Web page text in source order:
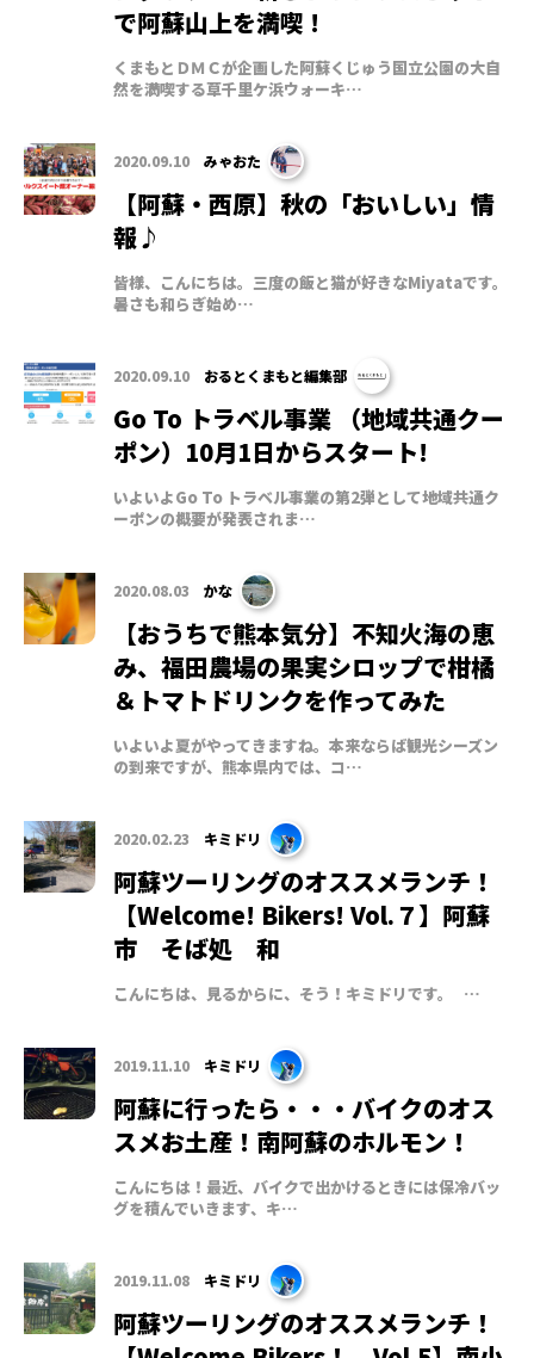
で阿蘇山上を満喫 !
くまもとＤＭＣが企画した阿蘇くじゅう国立公園の大自
然を満喫する草千里ケ浜ウォーキ…
2020.09.10 みゃおた
【阿蘇・西原】秋の「おいしい」情
報♪
皆様、こんにちは。三度の飯と猫が好きなMiyataです。
暑さも和らぎ始め…
2020.09.10 おるとくまもと編集部
Go To トラベル事業 （地域共通クー
ポン）10月1日からスタート!
いよいよGo To トラベル事業の第2弾として地域共通ク
ーポンの概要が発表されま…
2020.08.03 かな
【おうちで熊本気分】不知火海の恵
み、福田農場の果実シロップで柑橘
＆トマトドリンクを作ってみた
いよいよ夏がやってきますね。本来ならば観光シーズン
の到来ですが、熊本県内では、コ…
2020.02.23 キミドリ
阿蘇ツーリングのオススメランチ！
【Welcome! Bikers! Vol.７】阿蘇
市 そば処 和
こんにちは、見るからに、そう！キミドリです。 …
2019.11.10 キミドリ
阿蘇に行ったら・・・バイクのオス
スメお土産！南阿蘇のホルモン！
こんにちは！最近、バイクで出かけるときには保冷バッ
グを積んでいきます、キ…
2019.11.08 キミドリ
阿蘇ツーリングのオススメランチ！